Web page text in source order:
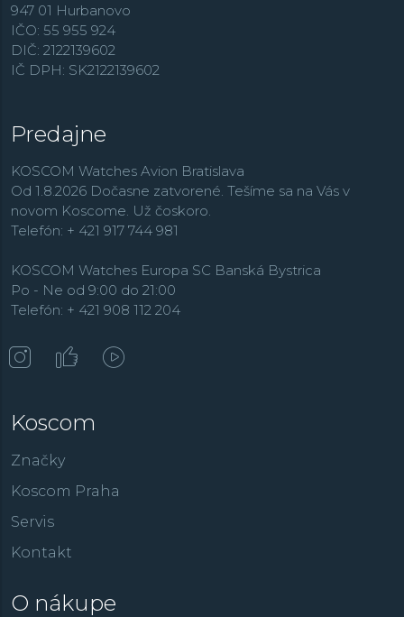
947 01 Hurbanovo
IČO: 55 955 924
DIČ: 2122139602
IČ DPH: SK2122139602
Predajne
KOSCOM Watches Avion Bratislava
Od 1.8.2026 Dočasne zatvorené. Tešíme sa na Vás v
novom Koscome. Už čoskoro.
Telefón: + 421 917 744 981
KOSCOM Watches Europa SC Banská Bystrica
Po - Ne od 9:00 do 21:00
Telefón: + 421 908 112 204
Koscom
Značky
Koscom Praha
Servis
Kontakt
O nákupe